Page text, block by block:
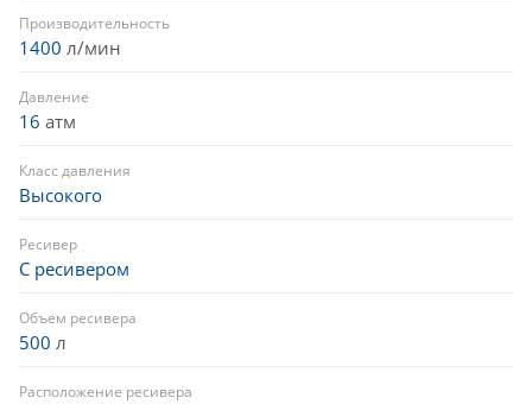
Производительность
1400 л/мин
Давление
16 атм
Класс давления
Высокого
Ресивер
С ресивером
Объем ресивера
500 л
Расположение ресивера